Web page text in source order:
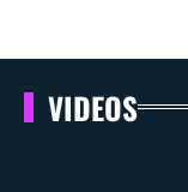
VIDEOS